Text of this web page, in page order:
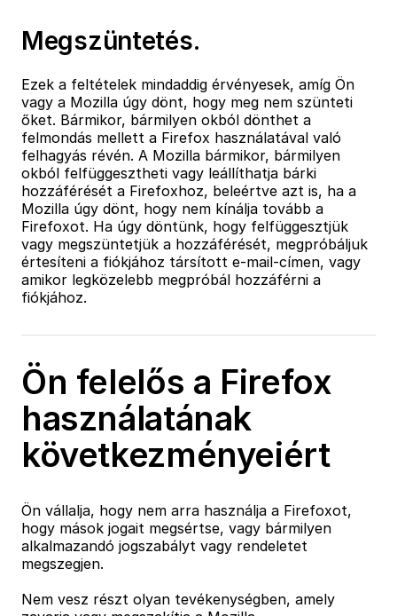
Megszüntetés.
Ezek a feltételek mindaddig érvényesek, amíg Ön
vagy a Mozilla úgy dönt, hogy meg nem szünteti
őket. Bármikor, bármilyen okból dönthet a
felmondás mellett a Firefox használatával való
felhagyás révén. A Mozilla bármikor, bármilyen
okból felfüggesztheti vagy leállíthatja bárki
hozzáférését a Firefoxhoz, beleértve azt is, ha a
Mozilla úgy dönt, hogy nem kínálja tovább a
Firefoxot. Ha úgy döntünk, hogy felfüggesztjük
vagy megszüntetjük a hozzáférését, megpróbáljuk
értesíteni a fiókjához társított e-mail-címen, vagy
amikor legközelebb megpróbál hozzáférni a
fiókjához.
Ön felelős a Firefox
használatának
következményeiért
Ön vállalja, hogy nem arra használja a Firefoxot,
hogy mások jogait megsértse, vagy bármilyen
alkalmazandó jogszabályt vagy rendeletet
megszegjen.
Nem vesz részt olyan tevékenységben, amely